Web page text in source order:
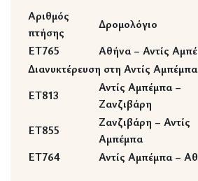
Αριθμός
πτήσης
Δρομολόγιο
ET765
Αθήνα – Αντίς
Διανυκτέρευση στη Αντίς Αμπέμπα
ET813
Αντίς Αμπέμπα –
Ζανζιβάρη
ET855
Ζανζιβάρη – Αντίς
Αμπέμπα
ET764
Αντίς Αμπέμπα –